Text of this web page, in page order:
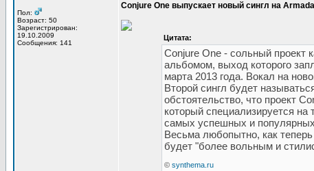
Пол:
Возраст: 50
Зарегистрирован:
19.10.2009
Сообщения: 141
Conjure One выпускает новый сингл на
Цитата:
Conjure One - сольный проект
альбомом, выход которого
марта 2013 года. Вокал на
Второй сингл будет
обстоятельство, что проект
который специализируется на
самых успешных и
Весьма любопытно, как
будет "более вольным и
© synthema.ru